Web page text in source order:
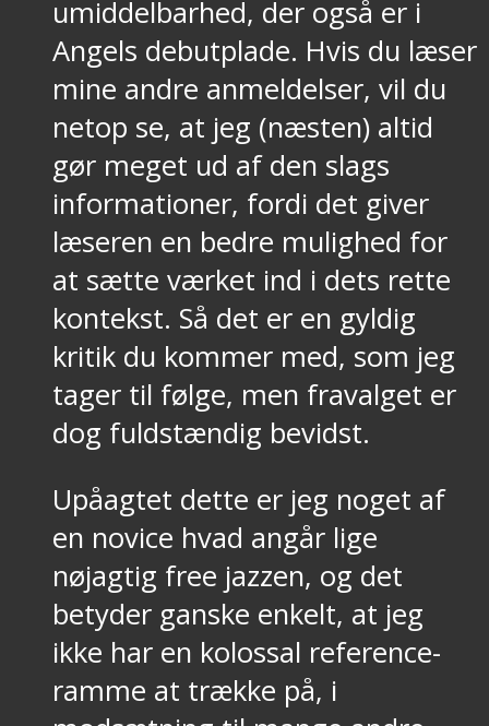
umiddelbarhed, der også er i
Angels debutplade. Hvis du læser
mine andre anmeldelser, vil du
netop se, at jeg (næsten) altid
gør meget ud af den slags
informationer, fordi det giver
læseren en bedre mulighed for
at sætte værket ind i dets rette
kontekst. Så det er en gyldig
kritik du kommer med, som jeg
tager til følge, men fravalget er
dog fuldstændig bevidst.
Upåagtet dette er jeg noget af
en novice hvad angår lige
nøjagtig free jazzen, og det
betyder ganske enkelt, at jeg
ikke har en kolossal reference-
ramme at trække på, i